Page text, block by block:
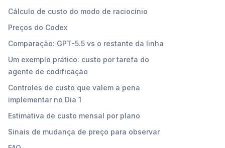
Cálculo de custo do modo de raciocínio
Preços do Codex
Comparação: GPT-5.5 vs o restante da linha
Um exemplo prático: custo por tarefa do
agente de codificação
Controles de custo que valem a pena
implementar no Dia 1
Estimativa de custo mensal por plano
Sinais de mudança de preço para observar